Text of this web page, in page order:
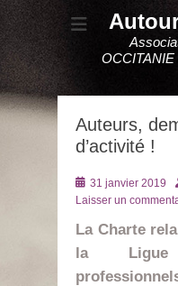
OCCITANIE
Auteurs,
d’activité !
Posté
le
31 janvier 2019
Laisser un
La Charte
la